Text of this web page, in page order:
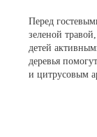
Перед
зеленой
детей
деревья
и цитрусовым